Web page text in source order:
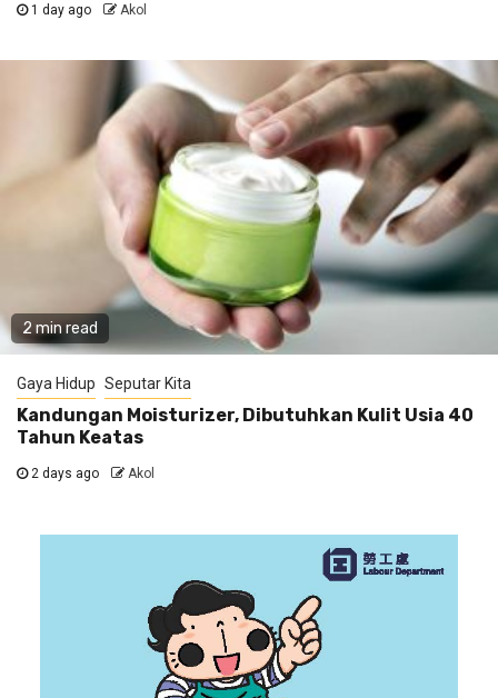
1 day ago Akol
2 min read
Gaya Hidup Seputar Kita
Kandungan Moisturizer, Dibutuhkan Kulit Usia 40
Tahun Keatas
2 days ago Akol